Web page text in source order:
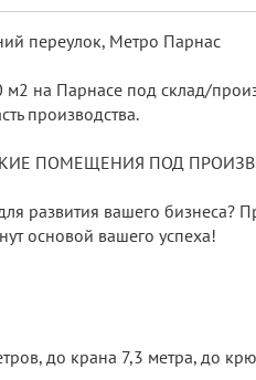
переулок, Метро Парнас
на Парнасе под склад/
производства.
ПОМЕЩЕНИЯ ПОД
развития вашего бизнеса?
основой вашего успеха!
до крана 7,3 метра, до